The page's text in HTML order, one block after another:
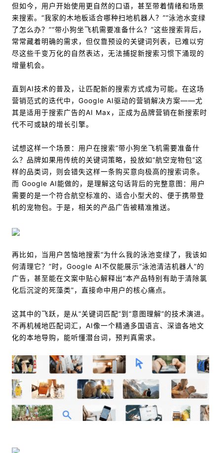
但如今，用户开始使用更自然的口语，甚至带着情绪和场景
来搜索。“我家的木地板适合哪种扫地机器人？”“泳池水变绿
了怎么办？”“带小狗坐飞机需要准备什么？”这些搜索背后，
常常藏着明确的需求，但仅靠预设的关键词列表，已难以穷
尽这些千变万化的自然表达，无法捕捉新搜索习惯下涌现的
增量机会。
直到AI技术的普及，让匹配新的搜索方式成为可能。在这场
营销范式的迭代中，Google AI驱动的营销解决方案——尤
其是适用于搜索广告的AI Max，正成为品牌营销在新搜索时
代不可或缺的增长引擎。
试想这样一个场景：用户在搜索“带小狗坐飞机需要准备什
么？品牌如果用传统的关键词策略，投放如“航空宠物包”这
样的品类词，则会错失这样一条购买意向极高的搜索词条。
而 Google AI能做的，是理解这句话背后的完整意图：用户
需要的是一个符合航空标准的、适合小型犬的、便于携带登
机的宠物包。于是，相关的产品广告被精准推送。
再比如，当用户苦恼地搜索“为什么我的泳池变绿了，我该如
何清理它？”时，Google AI不仅能展示“泳池清洁机器人”的
广告，甚至能在文案中贴心解释出“本产品特别有助于清除氯
化后沉淀的死藻类”，直接命中用户的核心痛点。
这其中的飞跃，是从“关键词匹配”到“意图理解”的技术演进。
不再机械地匹配词汇，AI像一个精通多国语言、深谙各地文
化的本地导购，能听懂潜台词，预判真需求。